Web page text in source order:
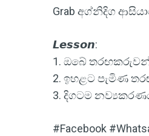
Grab අග්නිදිග
𝙇𝙚𝙨𝙨𝙤𝙣:
1. ඔබේ
2. ඉහළට පැමිණ
3. දිගටම
#Facebook